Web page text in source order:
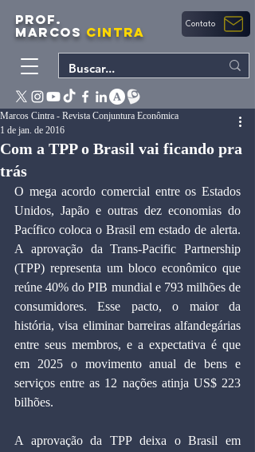
PROF.
MARCOS CINTRA Contato
Com a TPP o Brasil vai ficando pra
trás
Marcos Cintra - Revista Conjuntura Econômica
1 de jan. de 2016
O mega acordo comercial entre os Estados
Unidos, Japão e outras dez economias do
Pacífico coloca o Brasil em estado de alerta.
A aprovação da Trans-Pacific Partnership
(TPP) representa um bloco econômico que
reúne 40% do PIB mundial e 793 milhões de
consumidores. Esse pacto, o maior da
história, visa eliminar barreiras alfandegárias
entre seus membros, e a expectativa é que
em 2025 o movimento anual de bens e
serviços entre as 12 nações atinja US$ 223
bilhões.
A aprovação da TPP deixa o Brasil em